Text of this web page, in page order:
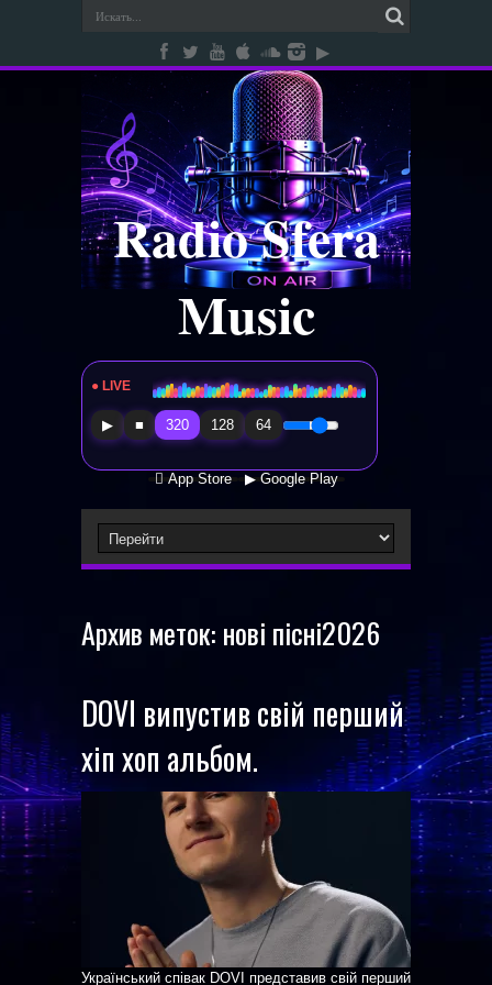
Radio Sfera
Music
● LIVE Radio Sfera Music
▶ ■ 320 128 64
 App Store ▶ Google Play
Архив меток: нові пісні2026
DOVI випустив свій перший
хіп хоп альбом.
Український співак DOVI представив свій перший